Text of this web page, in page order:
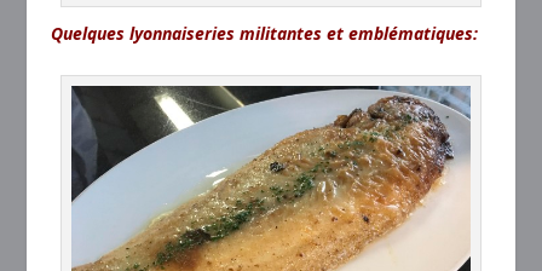
Quelques lyonnaiseries militantes et emblématiques: